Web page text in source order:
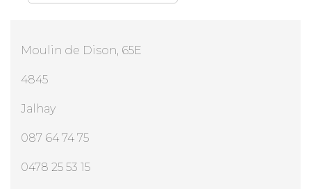
Moulin de Dison, 65E
4845
Jalhay
087 64 74 75
0478 25 53 15